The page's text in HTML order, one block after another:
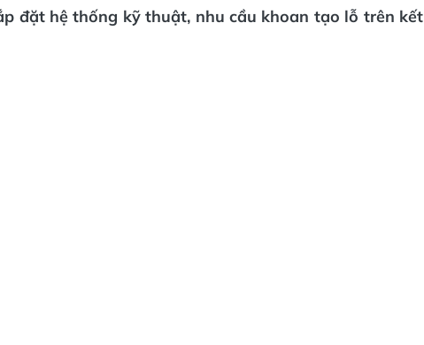
đặt hệ thống kỹ thuật, nhu cầu khoan tạo lỗ trên kết